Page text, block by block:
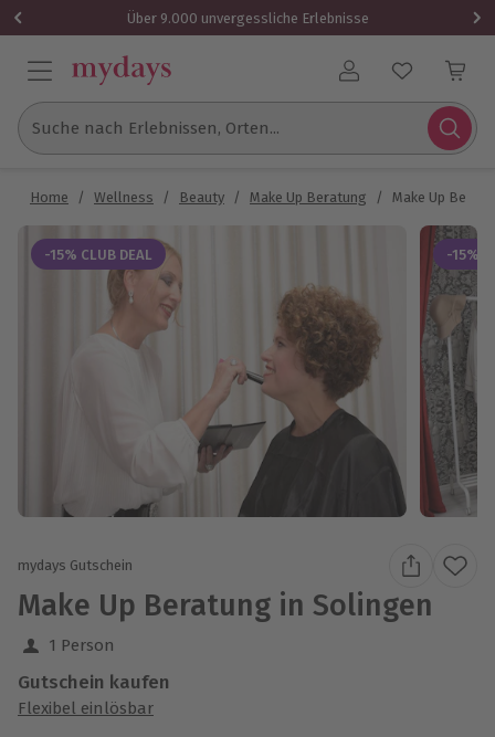
Über 9.000 unvergessliche Erlebnisse
Benutzerkonto
Suche nach Erlebnissen, Orten...
Home / Wellness / Beauty / Make Up Beratung / Make Up
-15% CLUB DEAL -15%
mydays Gutschein
Make Up Beratung in Solingen
1 Person
Gutschein kaufen
Flexibel einlösbar